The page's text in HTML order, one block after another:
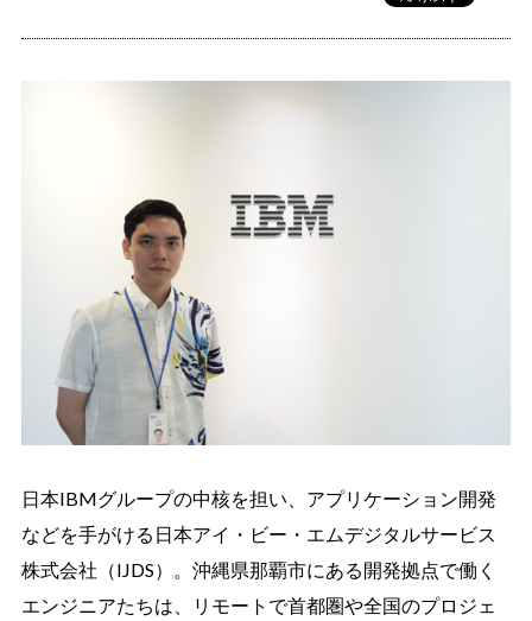
日本IBMグループの中核を担い、アプリケーション開発
などを手がける日本アイ・ビー・エムデジタルサービス
株式会社（IJDS）。沖縄県那覇市にある開発拠点で働く
エンジニアたちは、リモートで首都圏や全国のプロジェ